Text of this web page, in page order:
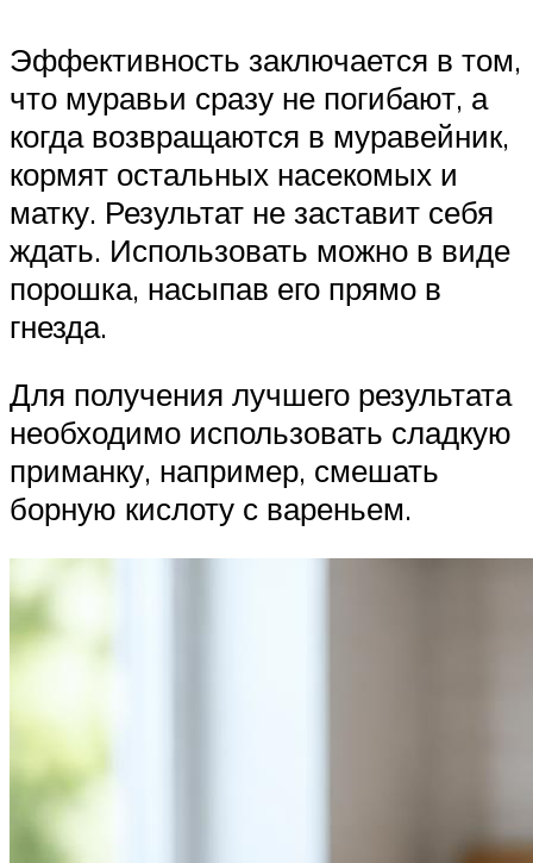
Эффективность заключается в том,
что муравьи сразу не погибают, а
когда возвращаются в муравейник,
кормят остальных насекомых и
матку. Результат не заставит себя
ждать. Использовать можно в виде
порошка, насыпав его прямо в
гнезда.
Для получения лучшего результата
необходимо использовать сладкую
приманку, например, смешать
борную кислоту с вареньем.